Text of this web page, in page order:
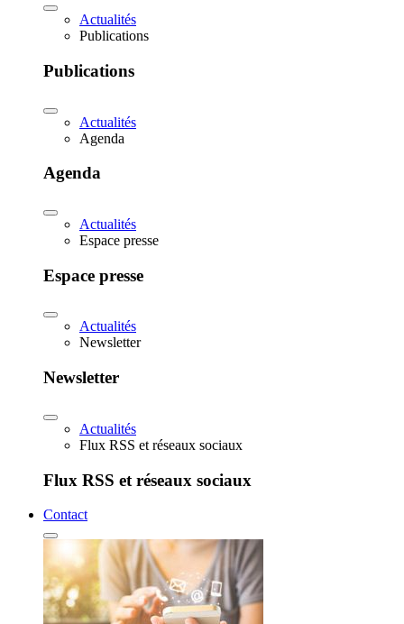
Actualités
Publications
Publications
Actualités
Agenda
Agenda
Actualités
Espace presse
Espace presse
Actualités
Newsletter
Newsletter
Actualités
Flux RSS et réseaux sociaux
Flux RSS et réseaux sociaux
Contact